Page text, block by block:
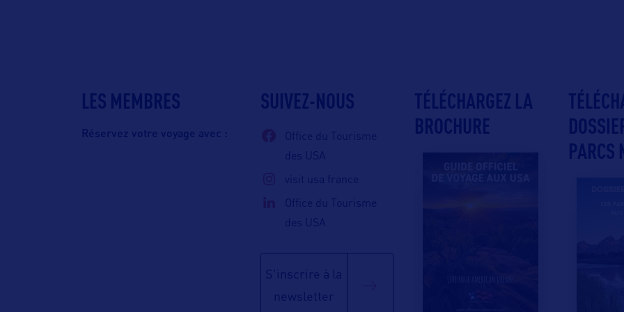
LES MEMBRES
Réservez votre voyage avec :
SUIVEZ-NOUS
Office du Tourisme
des USA
visit usa france
Office du Tourisme
des USA
S'inscrire à la
newsletter
TÉLÉCHARGEZ LA
BROCHURE
PARCS